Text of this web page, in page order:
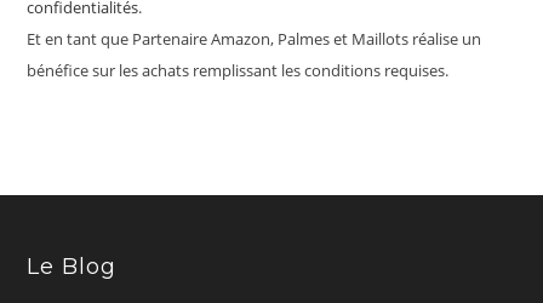
confidentialités.
Et en tant que Partenaire Amazon, Palmes et Maillots réalise un
bénéfice sur les achats remplissant les conditions requises.
Le Blog